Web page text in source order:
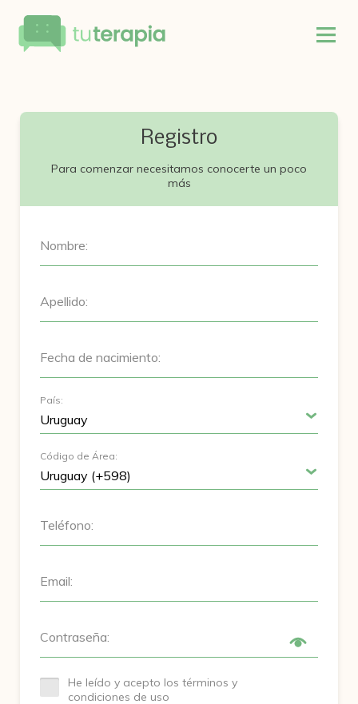
Registro
Para comenzar necesitamos conocerte un poco
más
Nombre:
Apellido:
Fecha de nacimiento:
País:
Código de Área:
Teléfono:
Email:
Contraseña:
He leído y acepto los términos y
condiciones de uso